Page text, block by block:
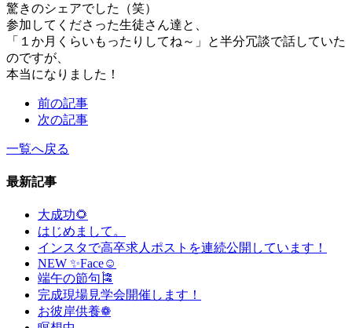
驚きのシェアでした（笑）
参加してくださった生徒さん達と、
「１か月くらいもったりしてね～」と半分冗談で話していた
のですが、
本当になりました！
前の記事
次の記事
一覧へ戻る
最新記事
大成功🌻
はじめまして。
インスタで高卒求人ポストを連続公開しています！
NEW ✨Face☺
端午の節句🎏
完成現場見学会開催します！
お彼岸供養❁